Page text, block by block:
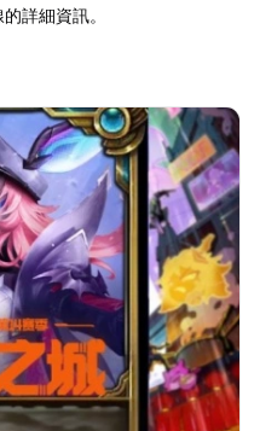
詳細資訊。